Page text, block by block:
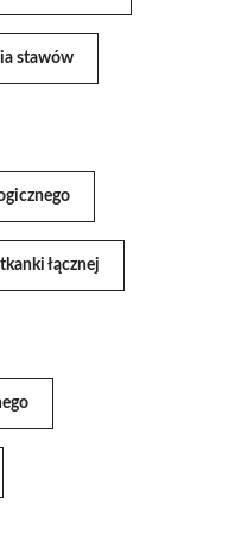
stawów
łącznej